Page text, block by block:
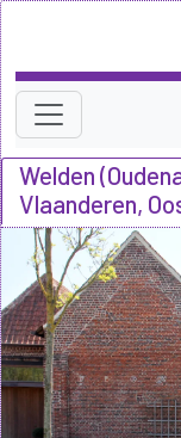
Welden
Vlaanderen,